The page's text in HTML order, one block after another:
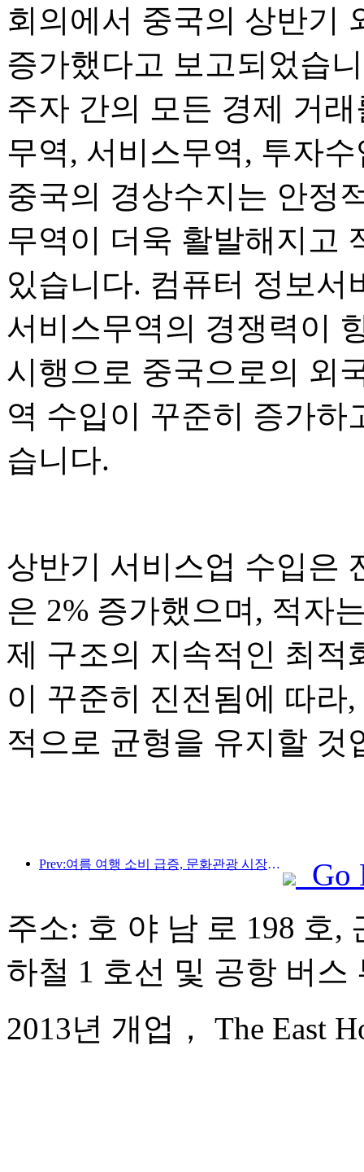
회의에서 중국의 상반기
증가했다고 보고되었습
주자 간의 모든 경제 거
무역, 서비스무역, 투자
중국의 경상수지는 안정
무역이 더욱 활발해지고
있습니다. 컴퓨터 정보서
서비스무역의 경쟁력이
시행으로 중국으로의 외
역 수입이 꾸준히 증가하
습니다.
상반기 서비스업 수입은
은 2% 증가했으며, 적자
제 구조의 지속적인 최적
이 꾸준히 진전됨에 따라
적으로 균형을 유지할 것
Prev:여름 여행 소비 급증, 문화관광 시장 혁신·업그레이드
Go
주소: 호 야 남 로 198 호,
하철 1 호선 및 공항 버스
2013년 개업， The East